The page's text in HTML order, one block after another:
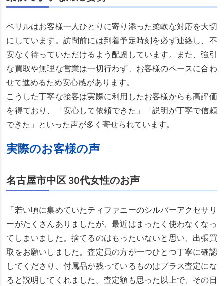
ベリルはお客様一人ひとりに寄り添った柔軟な対応を大切
にしています。訪問前には到着予定時刻を必ず連絡し、不
安なく待っていただけるよう配慮しています。また、強引
な買取や無理な営業は一切行わず、お客様のペースに合わ
せて進めるため安心感があります。
こうした丁寧な接客は実際に利用したお客様からも高評価
を得ており、「安心して依頼できた」「説明が丁寧で信頼
できた」といった声が多く寄せられています。
実際のお客様の声
名古屋市中区 30代女性のお声
「若い頃に集めていたティファニーのシルバーアクセサリ
ーがたくさんありましたが、最近はまったく使わなくなっ
てしまいました。捨てるのはもったいないと思い、出張買
取をお願いしました。査定員の方が一つひとつ丁寧に確認
してくださり、付属品が残っているものはプラス査定にな
ると説明してくれました。査定額も思った以上で、その日